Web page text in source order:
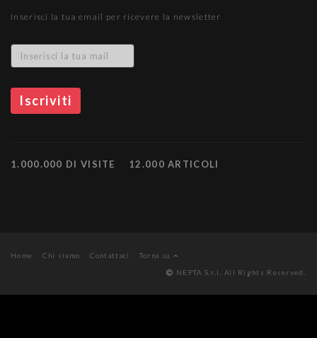
Inserisci la tua email per ricevere la newsletter
1.000.000 DI VISITE 12.000 ARTICOLI
Home Chi siamo Contattaci
Torna su
NEPTA S.r.l. All Rights Reserved.